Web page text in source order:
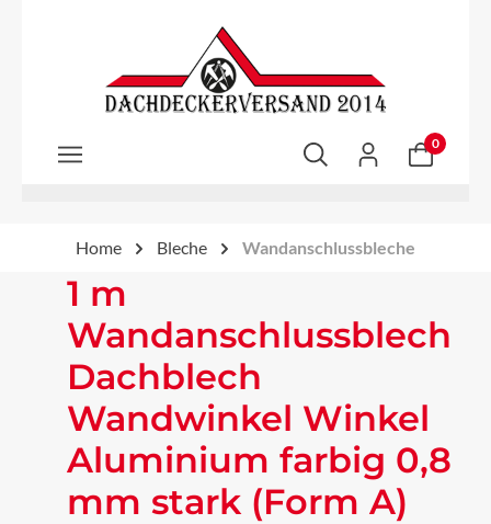
Zum Hauptinhalt springen
0
Home Bleche Wandanschlussbleche
1 m
Wandanschlussblech
Dachblech
Wandwinkel Winkel
Aluminium farbig 0,8
mm stark (Form A)